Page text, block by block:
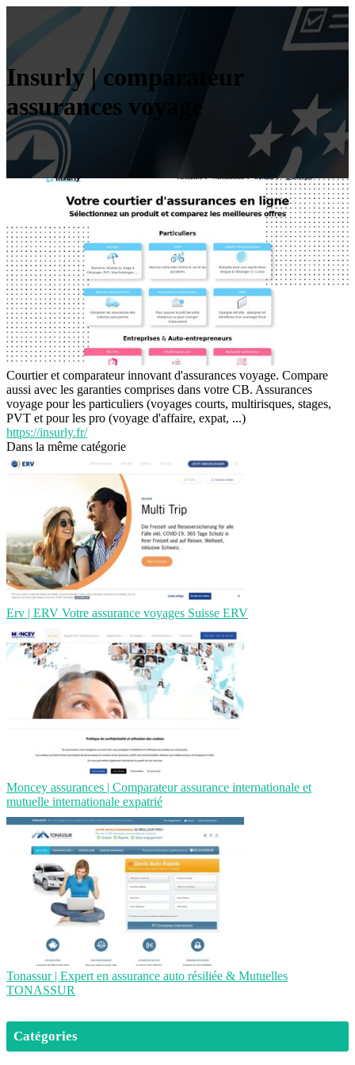
Insurly | comparateur
assurances voyage
Courtier et comparateur innovant d'assurances voyage. Compare
aussi avec les garanties comprises dans votre CB. Assurances
voyage pour les particuliers (voyages courts, multirisques, stages,
PVT et pour les pro (voyage d'affaire, expat, ...)
https://insurly.fr/
Dans la même catégorie
Erv | ERV Votre assurance voyages Suisse ERV
Moncey assurances | Comparateur assurance in­ter­nationa­le et
mutuelle in­ter­nationa­le expatrié
Tonassur | Expert en assurance auto résiliée & Mutuelles
TONASSUR
Catégories